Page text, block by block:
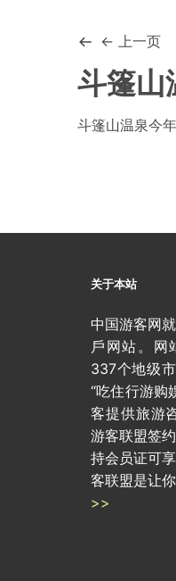
← 上一页
斗篷山
斗篷山温泉今
关于本站
中国游客网
戶网站。网
337个地级
“吃住行游购
客提供旅游
游客联盟签
持会员证可
客联盟是让
>>